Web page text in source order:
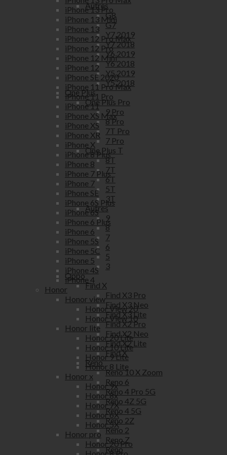
Autres
G8
G7
Y7 2019
Y7 2018
Y6 2019
Y6 2018
Y5 2019
Y5 2018
One Plus
One Plus Pro
9 Pro
8 Pro
7T Pro
7 Pro
One Plus T
8T
7T
6T
5T
3T
Autres
9
8
7
6
5
3
Oppo
Find X
Find X3 Pro
Find X3 Neo
Find X3 Lite
Find X2 Pro
Find X2 Neo
Find X2 Lite
Find X
Reno
Reno 10 X Zoom
Reno 6
Reno 4 Pro 5G
Reno 4Z 5G
Reno 4 5G
Reno 2Z
Reno 2
Reno Z
Reno
iPhone 13 Pro
iPhone 13 Mini
iPhone 13
iPhone 12 Pro Max
iPhone 12 Pro
iPhone 12 Mini
iPhone 12
iPhone SE 2020
iPhone 11 Pro Max
iPhone 11 Pro
iPhone 11
iPhone XS Max
iPhone XS
iPhone XR
iPhone X
iPhone 8 Plus
iPhone 8
iPhone 7 Plus
iPhone 7
iPhone SE
iPhone 6S Plus
iPhone 6S
iPhone 6 Plus
iPhone 6
iPhone 5S
iPhone 5C
iPhone 5
iPhone 4S
iPhone 4
Honor
Honor view
Honor View 20
Honor View 10
Honor lite
Honor 20 Lite
Honor 10 Lite
Honor 9 Lite
Honor 8 Lite
Honor x
Honor 9x
Honor 8x
Honor 7X
Honor 6X
Honor 5X
Honor pro
Honor 20 Pro